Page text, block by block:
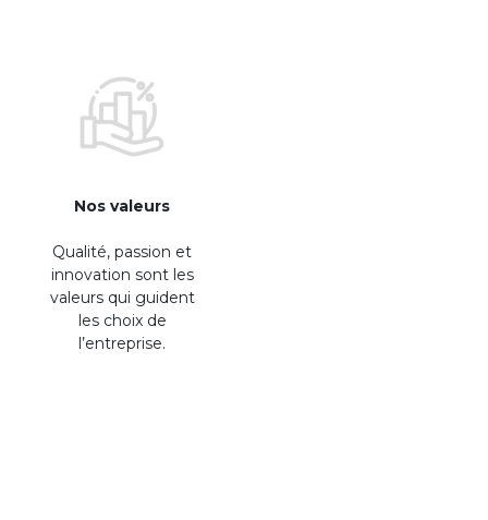
Nos valeurs
Qualité, passion et
innovation sont les
valeurs qui guident
les choix de
l’entreprise.